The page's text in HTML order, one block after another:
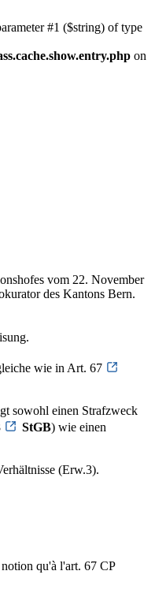
#1 ($string) of type
on
vom 22. November
des Kantons Bern.
wie in Art. 67
sowohl einen Strafzweck
StGB) wie einen
(Erw.3).
qu'à l'art. 67 CP